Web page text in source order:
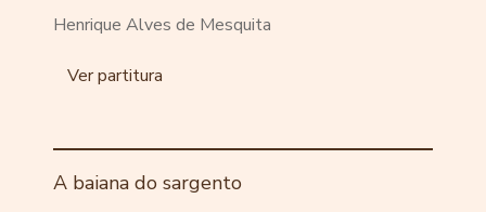
Henrique Alves de Mesquita
Ver partitura
A baiana do sargento